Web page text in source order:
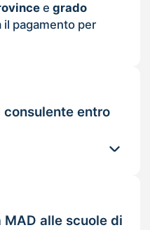
e grado
pagamento per
entro
alle scuole di